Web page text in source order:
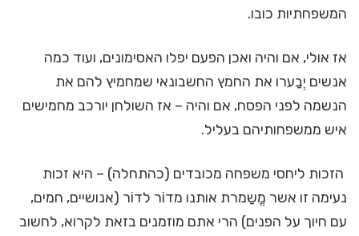
המשפחתיות כובו.
אז אולי, אם והיה ואכן הפעם יפלו האסימונים, ועוד כמה
אנשים יְבַערו את החמץ החשבונאי שמחמיץ להם את
הנשמה לפני הפסח, אם והיה – אז השולחן יורכב מחמישים
איש ממשפחותיהם בעליל.
הזכות ליחסי משפחה מכובדים (כהתחלה) – היא זכות
נעימה זו אשר מֱשַמרת אותנו מדוֹר לדוֹר (אנושיים, חמים,
עם חיוך על הפנים) הרי אתם מוזמנים בזאת לקרוא, לחשוב